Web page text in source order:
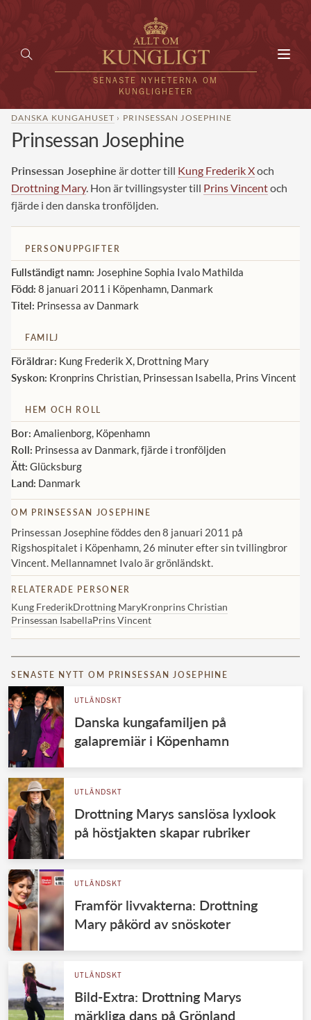
SENASTE NYHETERNA OM
KUNGLIGHETER
HEM
KUNGAFAMILJEN
UTLÄNDSKT
VÄRLDENS KUNGAHUS
Svenska kungahuset
Brittiska kungahuset
Danska kungahuset
Spanska kungahuset
Belgiska kungahuset
Jordanska kungahuset
Thailändska kungahuset
Marockanska kungahuset
Monacos furstehus
REDAKTION
DANSKA KUNGAHUSET › PRINSESSAN JOSEPHINE
Prinsessan Josephine
Prinsessan Josephine är dotter till Kung Frederik Xoch
Drottning Mary. Hon är tvillingsyster till Prins Vincentoch
fjärde i den danska tronföljden.
PERSONUPPGIFTER
Fullständigt namn: Josephine Sophia Ivalo Mathilda
Född: 8 januari 2011 i Köpenhamn, Danmark
Titel: Prinsessa av Danmark
FAMILJ
Föräldrar: Kung Frederik X, Drottning Mary
Syskon: Kronprins Christian, Prinsessan Isabella, Prins Vincent
HEM OCH ROLL
Bor: Amalienborg, Köpenhamn
Roll: Prinsessa av Danmark, fjärde i tronföljden
Ätt: Glücksburg
Land: Danmark
OM PRINSESSAN JOSEPHINE
Prinsessan Josephine föddes den 8 januari 2011 på
Rigshospitalet i Köpenhamn, 26 minuter efter sin tvillingbror
Vincent. Mellannamnet Ivalo är grönländskt.
RELATERADE PERSONER
Kung FrederikDrottning MaryKronprins Christian
Prinsessan IsabellaPrins Vincent
SENASTE NYTT OM PRINSESSAN JOSEPHINE
UTLÄNDSKT
Danska kungafamiljen på
galapremiär i Köpenhamn
UTLÄNDSKT
Drottning Marys sanslösa lyxlook
på höstjakten skapar rubriker
UTLÄNDSKT
Framför livvakterna: Drottning
Mary påkörd av snöskoter
UTLÄNDSKT
Bild-Extra: Drottning Marys
märkliga dans på Grönland